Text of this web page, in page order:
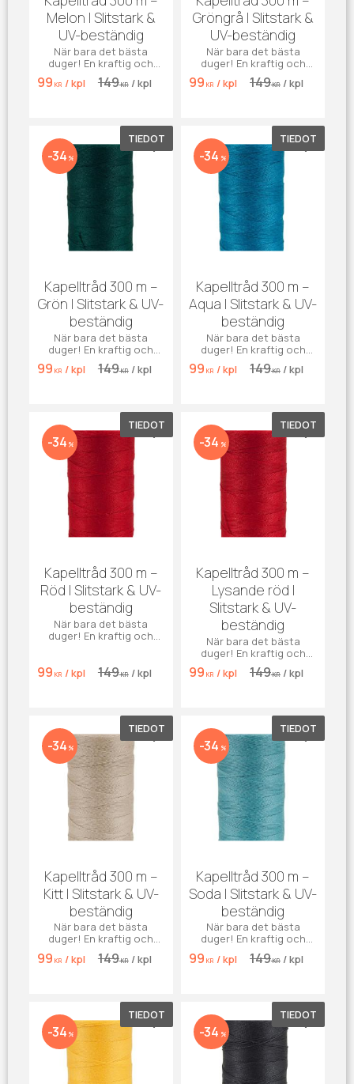
Melon | Slitstark &
UV-beständig
När bara det bästa
duger! En kraftig och
väderbeständig
kapelltråd i fräsch
presenning.
99 KR /kpl 149KR /kpl
Gröngrå | Slitstark &
UV-beständig
När bara det bästa
duger! En kraftig och
väderbeständig
kapelltråd i elegant
presenning.
99 KR /kpl 149KR /kpl
Kapelltråd 300 m –
Grön | Slitstark & UV-
beständig
När bara det bästa
duger! En kraftig och
väderbeständig
kapelltråd i frisk grön
markiser, presenning.
99 KR /kpl 149KR /kpl
34 % Lisää suosikiksi
TIEDOT
Kapelltråd 300 m –
Aqua | Slitstark & UV-
beständig
När bara det bästa
duger! En kraftig och
väderbeständig
kapelltråd i klar aquafärg
presenning.
99 KR /kpl 149KR /kpl
34 % Lisää
TIEDOT
Kapelltråd 300 m –
Röd | Slitstark & UV-
beständig
När bara det bästa
duger! En kraftig och
nyans – perfekt för
sömnad av båtkapell,
99 KR /kpl 149KR /kpl
34 % Lisää suosikiksi
TIEDOT
Kapelltråd 300 m –
Lysande röd |
Slitstark & UV-
beständig
När bara det bästa
duger! En kraftig och
väderbeständig
kapelltråd i lysande röd
99 KR /kpl 149KR /kpl
34 % Lisää
TIEDOT
Kapelltråd 300 m –
Kitt | Slitstark & UV-
beständig
När bara det bästa
duger! En kraftig och
väderbeständig
kapelltråd i elegant
99 KR /kpl 149KR /kpl
34 % Lisää suosikiksi
TIEDOT
Kapelltråd 300 m –
Soda | Slitstark & UV-
beständig
När bara det bästa
duger! En kraftig och
väderbeständig
kapelltråd i fräsch
99 KR /kpl 149KR /kpl
34 % Lisää
TIEDOT
34 % Lisää suosikiksi
TIEDOT
34 % Lisää
TIEDOT